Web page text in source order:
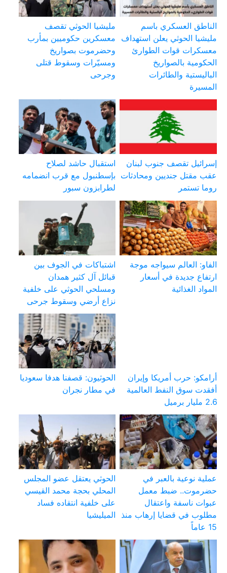
الناطق العسكري باسم
مليشيا الحوثي يعلن استهداف
معسكرات قوات الطوارئ
الحكومية بالصواريخ
الباليستية والطائرات
المسيرة
مليشيا الحوثي تقصف
معسكرين حكوميين بمأرب
وحضرموت بصواريخ
ومسيّرات وسقوط قتلى
وجرحى
إسرائيل تقصف جنوب لبنان
عقب مقتل جنديين ومحادثات
روما تستمر
استقبال حاشد لصلاح
بإسطنبول مع قرب انضمامه
لطرابزون سبور
الفاو: العالم سيواجه موجة
ارتفاع جديدة في أسعار
المواد الغذائية
اشتباكات في الجوف بين
قبائل آل كثير همدان
ومسلحي الحوثي على خلفية
نزاع أرضي وسقوط جرحى
أرامكو: حرب أمريكا وإيران
أفقدت سوق النفط العالمية
2.6 مليار برميل
الحوثيون: قصفنا هدفا سعوديا
في مطار نجران
عملية نوعية بالعبر في
حضرموت.. ضبط معمل
عبوات ناسفة واعتقال
مطلوب في قضايا إرهاب منذ
15 عاماً
الحوثي يعتقل عضو المجلس
المحلي بحجة محمد القيسي
على خلفية انتقاده فساد
الميليشيا